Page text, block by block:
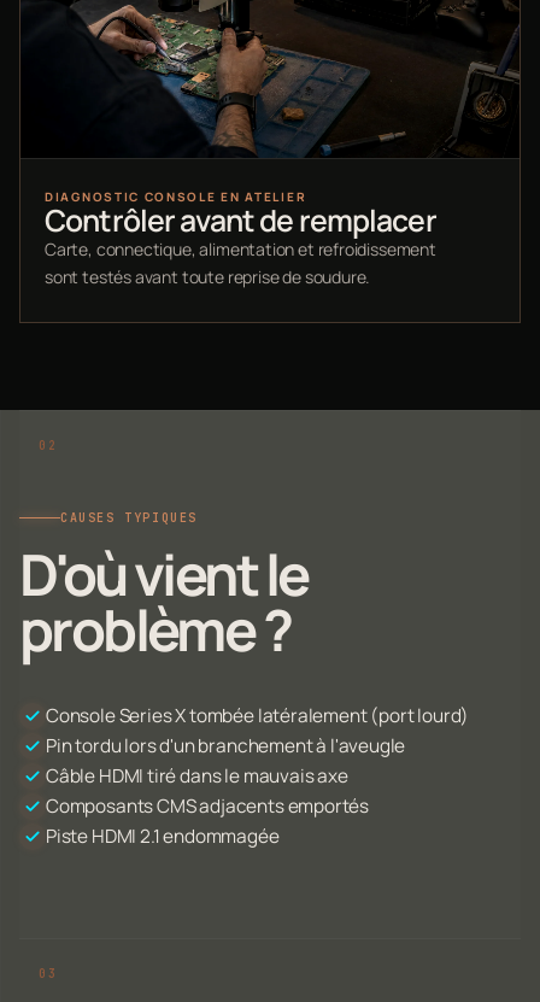
DIAGNOSTIC CONSOLE EN ATELIER
Contrôler avant de remplacer
Carte, connectique, alimentation et refroidissement
sont testés avant toute reprise de soudure.
CAUSES TYPIQUES
D'où vient le
problème ?
Console Series X tombée latéralement (port lourd)
Pin tordu lors d'un branchement à l'aveugle
Câble HDMI tiré dans le mauvais axe
Composants CMS adjacents emportés
Piste HDMI 2.1 endommagée